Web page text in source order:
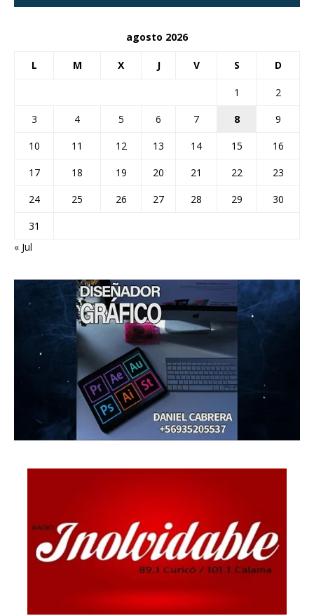
agosto 2026
L M X J V S D
1
2
3
4 5 6 7 8
9
10
11 12 13 14 15
16
17
18 19 20 21 22
23
24
25 26 27 28 29
30
31
« Jul